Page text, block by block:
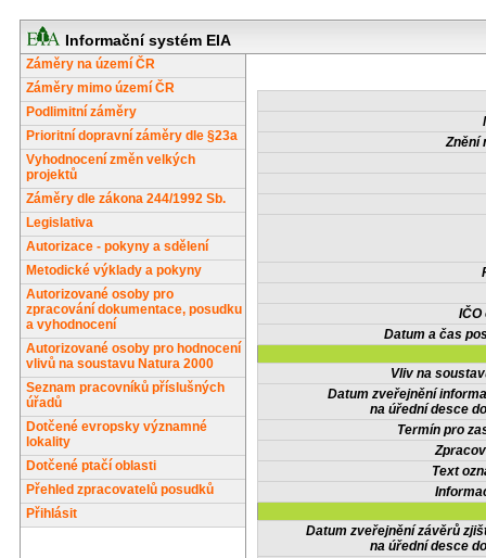
Informační systém EIA
Záměry na území ČR
Záměry mimo území ČR
Podlimitní záměry
Prioritní dopravní záměry dle §23a
Vyhodnocení změn velkých
projektů
Záměry dle zákona 244/1992 Sb.
Legislativa
Autorizace - pokyny a sdělení
Metodické výklady a pokyny
Autorizované osoby pro
zpracování dokumentace, posudku
a vyhodnocení
Autorizované osoby pro hodnocení
vlivů na soustavu Natura 2000
Seznam pracovníků příslušných
úřadů
Dotčené evropsky významné
lokality
Dotčené ptačí oblasti
Přehled zpracovatelů posudků
Přihlásit
Znění
IČO
Datum a čas
Vliv na
Datum zveřejnění
na úřední desce
Termín pro
Text
Datum zveřejnění závěrů
na úřední desce